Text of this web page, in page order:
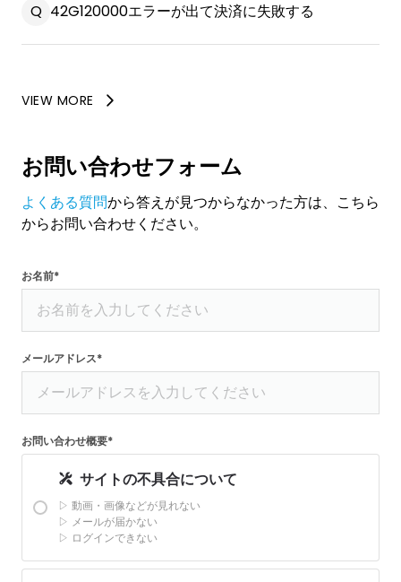
42G120000エラーが出て決済に失敗する
VIEW MORE
お問い合わせフォーム
よくある質問から答えが見つからなかった方は、こちら
からお問い合わせください。
お名前*
メールアドレス*
お問い合わせ概要*
サイトの不具合について
▷ 動画・画像などが見れない
▷ メールが届かない
▷ ログインできない